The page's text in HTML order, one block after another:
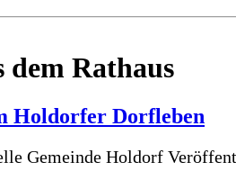
dem Rathaus
Holdorfer Dorfleben
Gemeinde Holdorf